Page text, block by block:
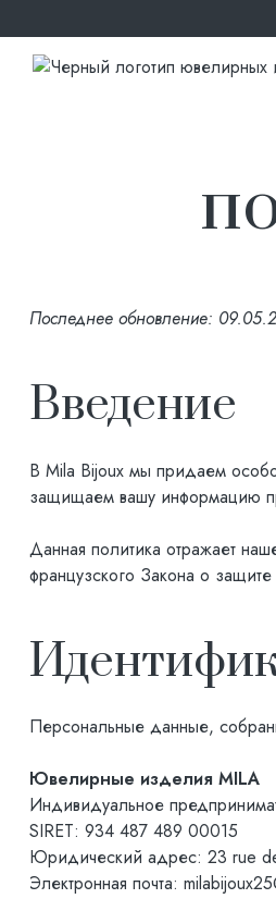
Последнее обновление:
Введение
В Mila Bijoux мы придаем
защищаем вашу информацию
Данная политика отражает
французского Закона о
Персональные данные,
Ювелирные изделия MILA
Индивидуальное
SIRET: 934 487 489 00015
Юридический адрес: 23 rue
Электронная почта: